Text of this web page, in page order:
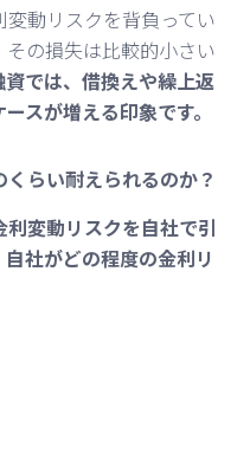
動リスクを背負ってい
の損失は比較的小さい
では、借換えや繰上返
スが増える印象です。
らい耐えられるのか？
変動リスクを自社で引
社がどの程度の金利リ